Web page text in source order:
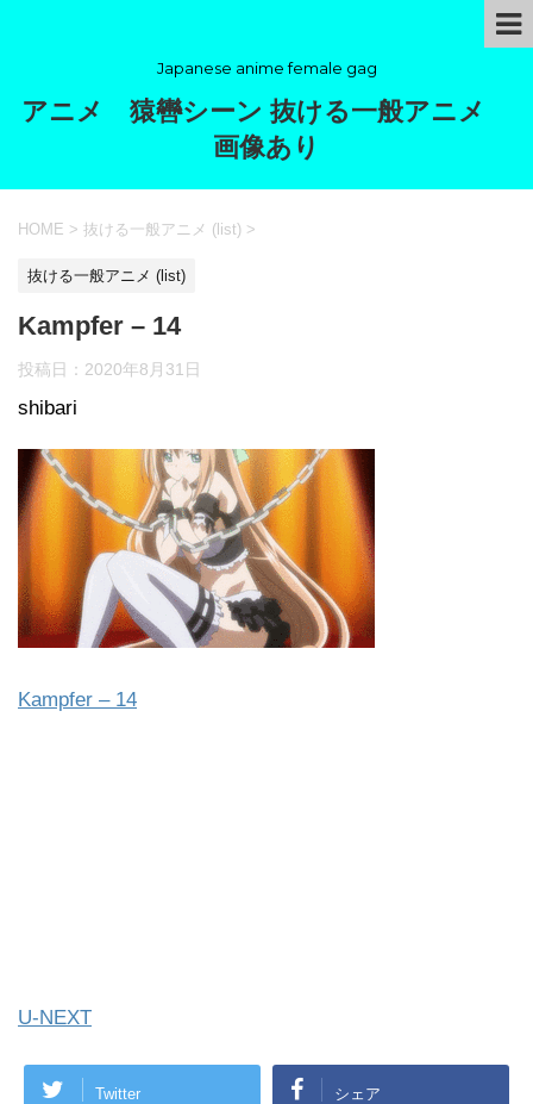
Japanese anime female gag
アニメ 猿轡シーン 抜ける一般アニメ
画像あり
HOME > 抜ける一般アニメ (list) >
抜ける一般アニメ (list)
Kampfer – 14
投稿日： 2020年8月31日
shibari
Kampfer – 14
U-NEXT
Twitter シェア